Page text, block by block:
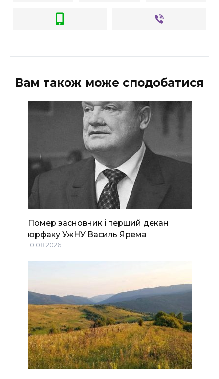
Вам також може сподобатися
Помер засновник і перший декан
юрфаку УжНУ Василь Ярема
10.08.2026